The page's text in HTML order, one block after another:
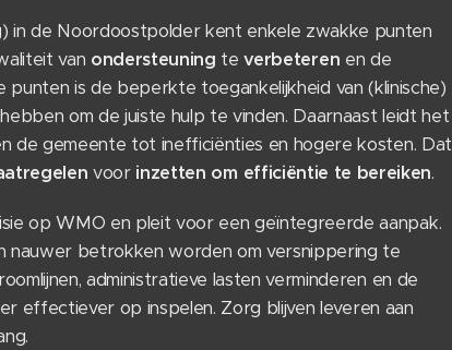
in de Noordoostpolder kent enkele zwakke punten
van ondersteuning teverbeteren en de
punten is de beperkte toegankelijkheid van (klinische)
om de juiste hulp te vinden. Daarnaast leidt het
de gemeente tot inefficiënties en hogere kosten. Dat
voor inzetten om efficiëntie te bereiken.
op WMO en pleit voor een geïntegreerde aanpak.
nauwer betrokken worden om versnippering te
administratieve lasten verminderen en de
effectiever op inspelen. Zorg blijven leveren aan